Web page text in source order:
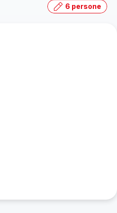
6 persone